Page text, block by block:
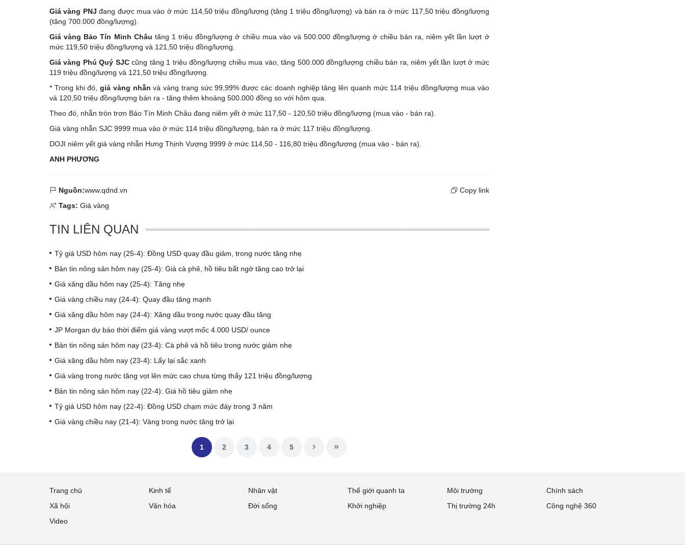
Giá vàng PNJ đang được mua vào ở mức 114,50 triệu đồng/lượng (tăng 1 triệu đồng/lượng) và bán ra ở mức 117,50 triệu đồng/lượng
(tăng 700.000 đồng/lượng).
Giá vàng Bảo Tín Minh Châu tăng 1 triệu đồng/lượng ở chiều mua vào và 500.000 đồng/lượng ở chiều bán ra, niêm yết lần lượt ở
mức 119,50 triệu đồng/lượng và 121,50 triệu đồng/lượng.
Giá vàng Phú Quý SJCcũng tăng 1 triệu đồng/lượng chiều mua vào, tăng 500.000 đồng/lượng chiều bán ra, niêm yết lần lượt ở mức
119 triệu đồng/lượng và 121,50 triệu đồng/lượng.
* Trong khi đó,giá vàng nhẫn và vàng trang sức 99,99% được các doanh nghiệp tăng lên quanh mức 114 triệu đồng/lượng mua vào
và 120,50 triệu đồng/lượng bán ra - tăng thêm khoảng 500.000 đồng so với hôm qua.
Theo đó, nhẫn tròn trơn Bảo Tín Minh Châu đang niêm yết ở mức 117,50 - 120,50 triệu đồng/lượng (mua vào - bán ra).
Giá vàng nhẫn SJC 9999 mua vào ở mức 114 triệu đồng/lượng, bán ra ở mức 117 triệu đồng/lượng.
DOJI niêm yết giá vàng nhẫn Hưng Thịnh Vượng 9999 ở mức 114,50 - 116,80 triệu đồng/lượng (mua vào - bán ra).
ANH PHƯƠNG
Nguồn:www.qdnd.vn
Copy link
Tags: Giá vàng
TIN LIÊN QUAN
Tỷ giá USD hôm nay (25-4): Đồng USD quay đầu giảm, trong nước tăng nhẹ
Bản tin nông sản hôm nay (25-4): Giá cà phê, hồ tiêu bất ngờ tăng cao trở lại
Giá xăng dầu hôm nay (25-4): Tăng nhẹ
Giá vàng chiều nay (24-4): Quay đầu tăng mạnh
Giá xăng dầu hôm nay (24-4): Xăng dầu trong nước quay đầu tăng
JP Morgan dự báo thời điểm giá vàng vượt mốc 4.000 USD/ ounce
Bản tin nông sản hôm nay (23-4): Cà phê và hồ tiêu trong nước giảm nhẹ
Giá xăng dầu hôm nay (23-4): Lấy lại sắc xanh
Giá vàng trong nước tăng vọt lên mức cao chưa từng thấy 121 triệu đồng/lượng
Bản tin nông sản hôm nay (22-4): Giá hồ tiêu giảm nhẹ
Tỷ giá USD hôm nay (22-4): Đồng USD chạm mức đáy trong 3 năm
Giá vàng chiều nay (21-4): Vàng trong nước tăng trở lại
1 2 3 4 5
Trang chủ Kinh tế Nhân vật Thế giới quanh ta Môi trường
Chính sách
Xã hội
Văn hóa Đời sống Khởi nghiệp Thị trường 24h
Công nghệ 360
Video